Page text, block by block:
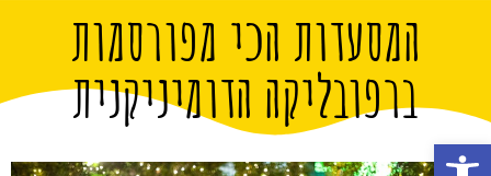
המסעדות הכי מפורסמות
ברפובליקה הדומיניקנית
פתח סרגל נגישות